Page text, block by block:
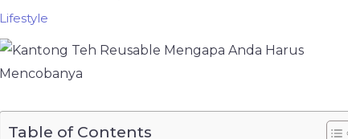
Lifestyle
Table of Contents